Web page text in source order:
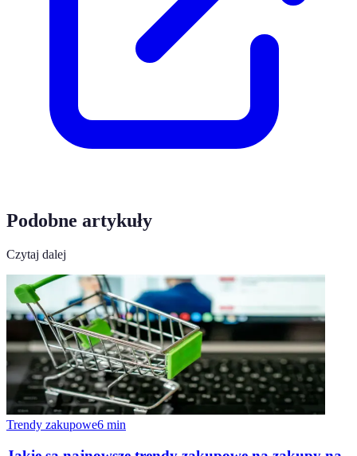
Podobne artykuły
Czytaj dalej
Trendy zakupowe6 min